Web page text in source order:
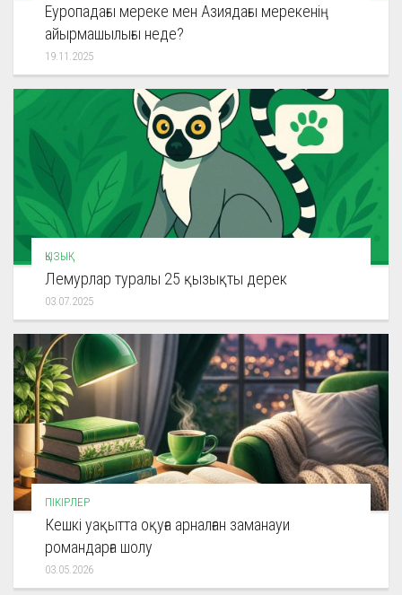
Еуропадағы мереке мен Азиядағы мерекенің
айырмашылығы неде?
19.11.2025
ҚЫЗЫҚ
Лемурлар туралы 25 қызықты дерек
03.07.2025
ПІКІРЛЕР
Кешкі уақытта оқуға арналған заманауи
романдарға шолу
03.05.2026